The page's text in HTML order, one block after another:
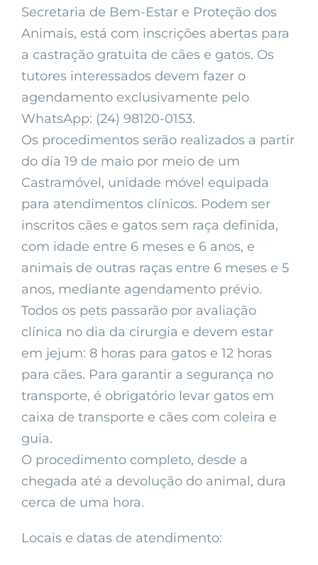
Secretaria de Bem-Estar e Proteção dos
Animais, está com inscrições abertas para
a castração gratuita de cães e gatos. Os
tutores interessados devem fazer o
agendamento exclusivamente pelo
WhatsApp: (24) 98120-0153.
Os procedimentos serão realizados a partir
do dia 19 de maio por meio de um
Castramóvel, unidade móvel equipada
para atendimentos clínicos. Podem ser
inscritos cães e gatos sem raça definida,
com idade entre 6 meses e 6 anos, e
animais de outras raças entre 6 meses e 5
anos, mediante agendamento prévio.
Todos os pets passarão por avaliação
clínica no dia da cirurgia e devem estar
em jejum: 8 horas para gatos e 12 horas
para cães. Para garantir a segurança no
transporte, é obrigatório levar gatos em
caixa de transporte e cães com coleira e
guia.
O procedimento completo, desde a
chegada até a devolução do animal, dura
cerca de uma hora.
Locais e datas de atendimento: